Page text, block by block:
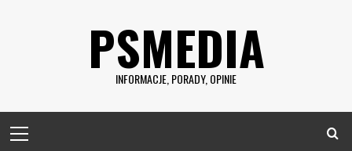
PSMEDIA
INFORMACJE, PORADY, OPINIE
Menu